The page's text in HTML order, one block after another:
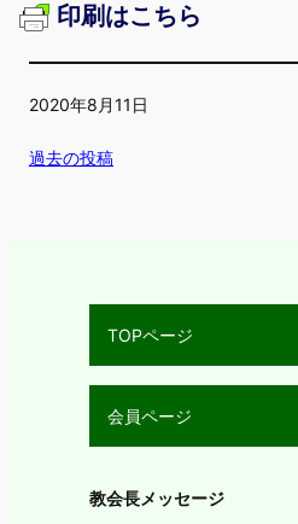
印刷はこちら
2020年8月11日
過去の投稿
TOPページ
会員ページ
教会長メッセージ